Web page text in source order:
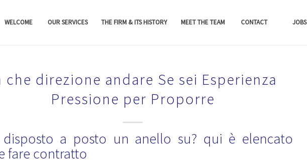
WELCOME OUR SERVICES THE FIRM & ITS HISTORY MEET THE TEAM CONTACT JOBS
che direzione andare Se sei Esperienza
Pressione per Proporre
a posto un anello su? qui è elencato
fare contratto